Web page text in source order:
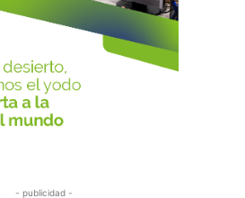
- publicidad -